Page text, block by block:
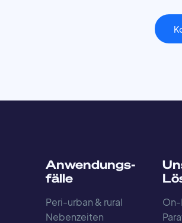
Anwendungs-
fälle
Peri-urban & rural
Nebenzeiten